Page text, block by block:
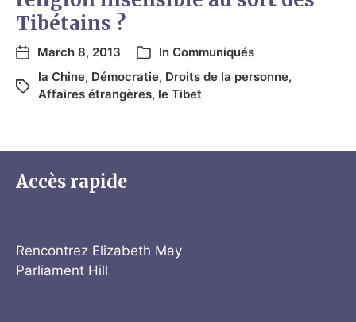
Tibétains ?
March 8, 2013 In Communiqués
la Chine, Démocratie, Droits de la personne,
Affaires étrangères, le Tibet
Accès rapide
Rencontrez Elizabeth May
Parliament Hill